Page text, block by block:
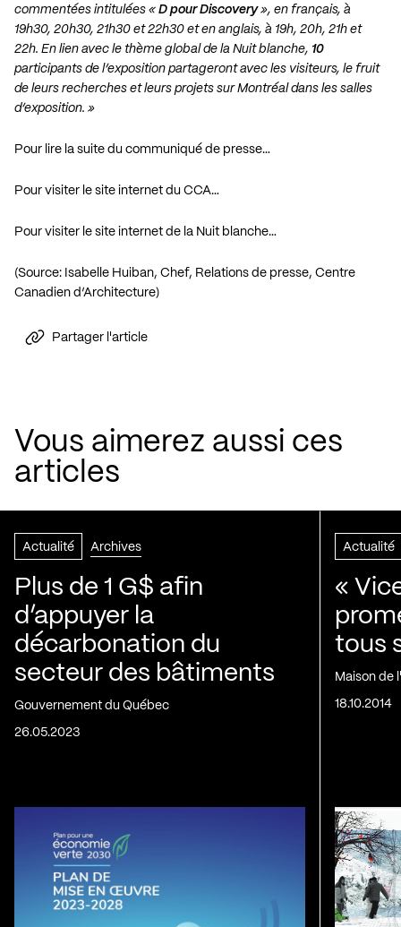
commentées intitulées « D pour Discovery», en français, à
19h30, 20h30, 21h30 et 22h30 et en anglais, à 19h, 20h, 21h et
22h. En lien avec le thème global de la Nuit blanche, 10
participants de l’exposition partageront avec les visiteurs, le fruit
de leurs recherches et leurs projets sur Montréal dans les salles
d’exposition. »
Pour lire la suite du communiqué de presse…
Pour visiter le site internet du CCA…
Pour visiter le site internet de la Nuit blanche…
(Source: Isabelle Huiban, Chef, Relations de presse, Centre
Canadien d’Architecture)
Partager l'article
Vous aimerez aussi ces
articles
Actualité Archives
Plus de 1 G$ afin
d’appuyer la
décarbonation du
secteur des bâtiments
Gouvernement du Québec
26.05.2023
Actualité
«
tous
Maison de
18.10.2014